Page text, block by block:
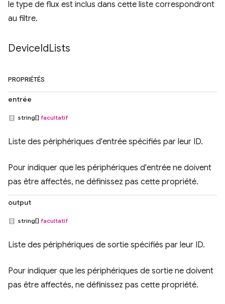
le type de flux est inclus dans cette liste correspondront
au filtre.
DeviceIdLists
PROPRIÉTÉS
entrée
string[] facultatif
Liste des périphériques d'entrée spécifiés par leur ID.
Pour indiquer que les périphériques d'entrée ne doivent
pas être affectés, ne définissez pas cette propriété.
output
string[] facultatif
Liste des périphériques de sortie spécifiés par leur ID.
Pour indiquer que les périphériques de sortie ne doivent
pas être affectés, ne définissez pas cette propriété.